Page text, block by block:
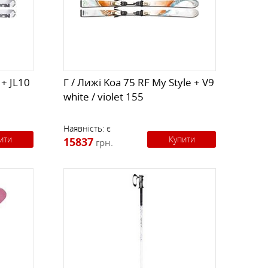
СТРАХУВАЛЬНІ СИСТЕМИ
НОЖІ, МУЛЬТИІНСТРУМЕНТ
JL10
Г / Лижі Koa 75 RF My Style + V9
white / violet 155
Наявність: є
15837 грн. Купити